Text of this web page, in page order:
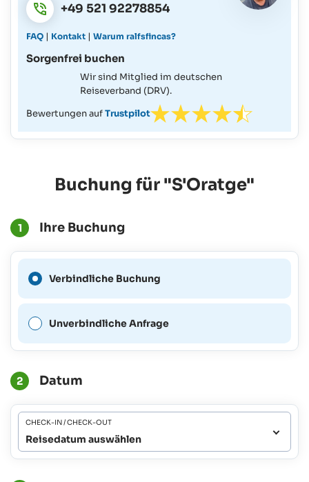
+49 521 92278854
FAQ | Kontakt | Warum ralfsfincas?
Sorgenfrei buchen
Wir sind Mitglied im deutschen
Reiseverband (DRV).
Bewertungen aufTrustpilot
Buchung für "S'Oratge"
1 Ihre Buchung
Verbindliche Buchungist für diesen Zeitraum nicht
Unverbindliche Anfrage
2 Datum
CHECK-IN / CHECK-OUT
Reisedatum auswählen